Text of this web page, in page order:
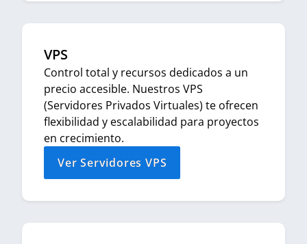
VPS
Control total y recursos dedicados a un
precio accesible. Nuestros VPS
(Servidores Privados Virtuales) te ofrecen
flexibilidad y escalabilidad para proyectos
en crecimiento.
Ver Servidores VPS